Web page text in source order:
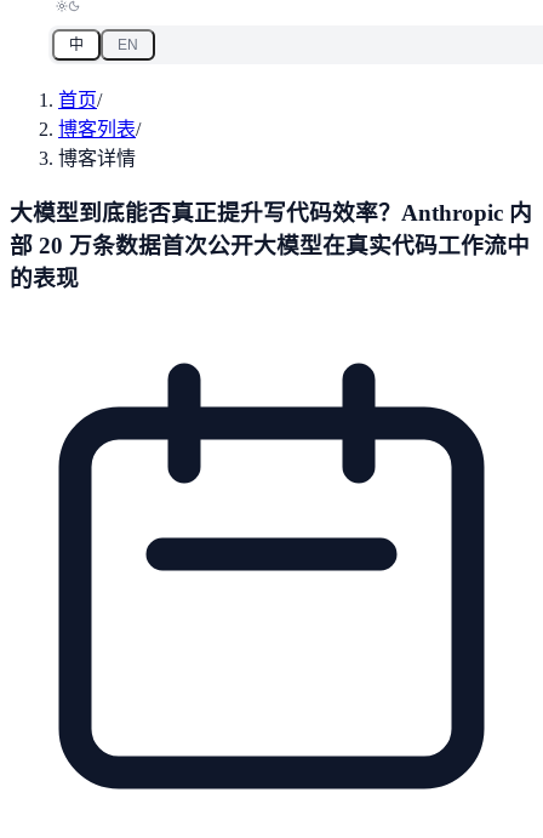
中 EN
首页/
博客列表/
博客详情
大模型到底能否真正提升写代码效率？Anthropic 内
部 20 万条数据首次公开大模型在真实代码工作流中
的表现